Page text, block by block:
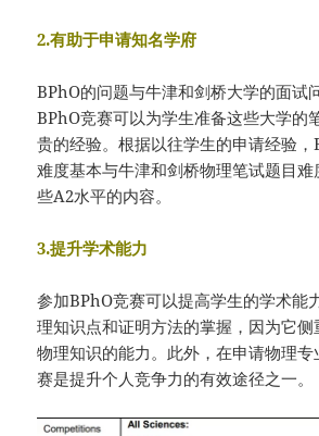
2.有助于申请知名学府
BPhO的问题与牛津和剑桥大学的面试
BPhO竞赛可以为学生准备这些大学的
贵的经验。根据以往学生的申请经验
难度基本与牛津和剑桥物理笔试题目
些A2水平的内容。
3.提升学术能力
参加BPhO竞赛可以提高学生的学术能
理知识点和证明方法的掌握，因为它
物理知识的能力。此外，在申请物理
赛是提升个人竞争力的有效途径之一。